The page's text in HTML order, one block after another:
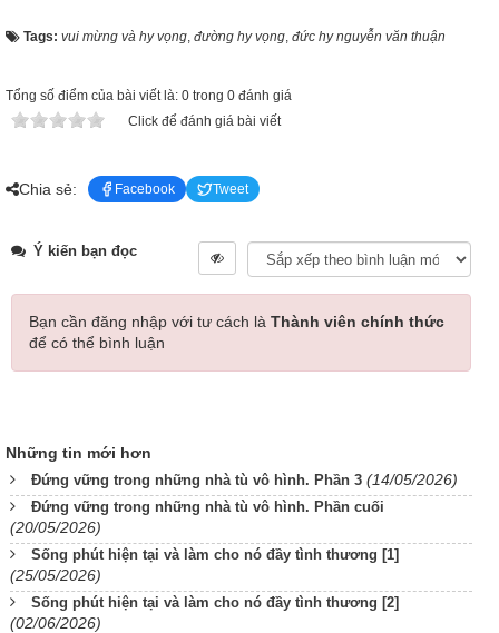
Tags: vui mừng và hy vọng, đường hy vọng, đức hy nguyễn văn thuận
Tổng số điểm của bài viết là: 0 trong 0 đánh giá
Click để đánh giá bài viết
Chia sẻ: Facebook Tweet
Ý kiến bạn đọc
Bạn cần đăng nhập với tư cách là Thành viên chính thức
để có thể bình luận
Những tin mới hơn
Đứng vững trong những nhà tù vô hình. Phần 3 (14/05/2026)
Đứng vững trong những nhà tù vô hình. Phần cuối
(20/05/2026)
Sống phút hiện tại và làm cho nó đầy tình thương [1]
(25/05/2026)
Sống phút hiện tại và làm cho nó đầy tình thương [2]
(02/06/2026)